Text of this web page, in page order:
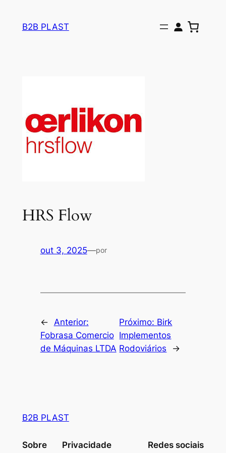
B2B PLAST
HRS Flow
out 3, 2025—por
← Anterior:
Fobrasa Comercio
de Máquinas LTDA
Próximo: Birk
Implementos
Rodoviários
→
B2B PLAST
Sobre Privacidade Redes sociais